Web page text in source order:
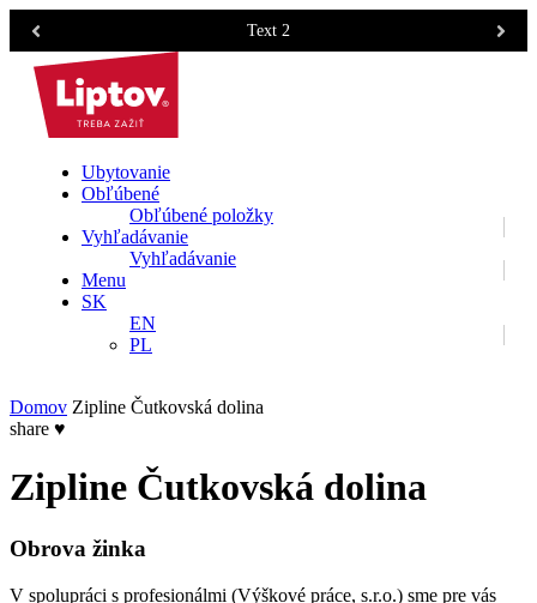
Text 2
Ubytovanie
Obľúbené
Obľúbené položky
Vyhľadávanie
Vyhľadávanie
Menu
SK
EN
PL
Domov Zipline Čutkovská dolina
share ♥
Zipline Čutkovská dolina
Obrova žinka
V spolupráci s profesionálmi (Výškové práce, s.r.o.) sme pre vás